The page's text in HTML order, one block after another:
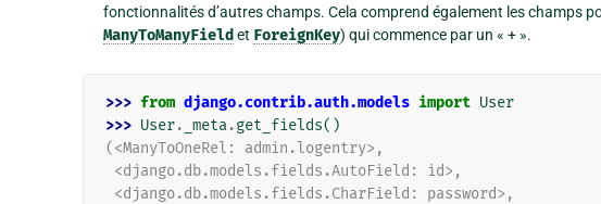
fonctionnalités d’autres champs. Cela comprend également les champs
ManyToManyField et ForeignKey) qui commence par un « + ».
>>> from django.contrib.auth.models import User
>>> User. _meta.get_fields()
(<ManyToOneRel: admin.logentry>,
<django.db.models.fields.AutoField: id>,
<django.db.models.fields.CharField: password>,